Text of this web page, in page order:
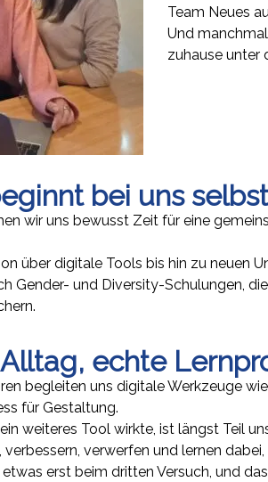
Team Neues
Und
zuhause unter
bei uns selbst
wir uns bewusst Zeit für eine
über digitale Tools bis hin zu neuen
Gender- und Diversity-Schulungen,
echte
begleiten uns digitale Werkzeuge
für Gestaltung.
weiteres Tool wirkte, ist längst Teil
verbessern, verwerfen und lernen
erst beim dritten Versuch, und